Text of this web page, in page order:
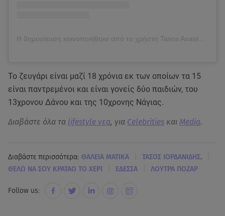
Η δημοσίευση κοινοποιήθηκε από το χρήστη Tasos Anastasios Iordanidis (@iordanidis_tasos)
Το ζευγάρι είναι μαζί 18 χρόνια εκ των οποίων τα 15
είναι παντρεμένοι και είναι γονείς δύο παιδιών, του
13χρονου Δάνου και της 10χρονης Νάγιας.
Διαβάστε όλα τα lifestyle νεα, για Celebrities και Media.
Διαβάστε περισσότερα: ΘΑΛΕΙΑ ΜΑΤΙΚΑ ΤΑΣΟΣ ΙΟΡΔΑΝΙΔΗΣ,
ΘΕΛΩ ΝΑ ΣΟΥ ΚΡΑΤΑΩ ΤΟ ΧΕΡΙ ΕΔΕΣΣΑ ΛΟΥΤΡΑ ΠΟΖΑΡ
Follow us: